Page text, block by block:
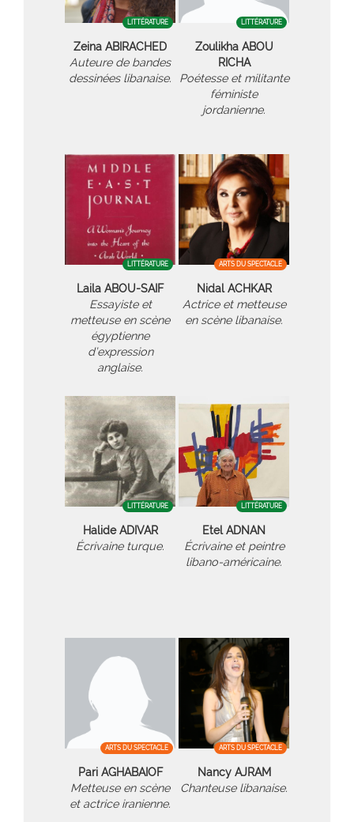
LITTÉRATURE
Zeina ABIRACHED
Auteure de bandes
dessinées libanaise.
LITTÉRATURE
Zoulikha ABOU
RICHA
Poétesse et militante
féministe
jordanienne.
LITTÉRATURE
Laila ABOU-SAIF
Essayiste et
metteuse en scène
égyptienne
d’expression
anglaise.
ARTS DU SPECTACLE
Nidal ACHKAR
Actrice et metteuse
en scène libanaise.
LITTÉRATURE
Halide ADIVAR
Écrivaine turque.
LITTÉRATURE
Etel ADNAN
Écrivaine et peintre
libano-américaine.
ARTS DU SPECTACLE
Pari AGHABAIOF
Metteuse en scène
et actrice iranienne.
ARTS DU SPECTACLE
Nancy AJRAM
Chanteuse libanaise.